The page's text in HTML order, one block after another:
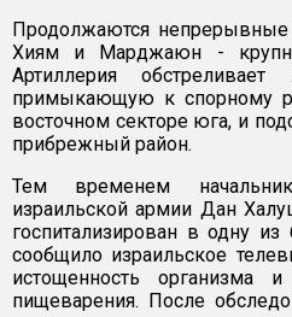
Продолжаются
Хиям и Марджаюн -
Артиллерия обстреливает
примыкающую к спорному
восточном секторе юга, и
прибрежный район.
Тем временем
израильской армии Дан
госпитализирован в одну
сообщило израильское
истощенность организма
пищеварения. После